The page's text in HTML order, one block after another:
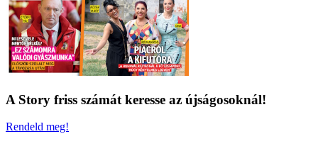
A Story friss számát keresse az újságosoknál!
Rendeld meg!